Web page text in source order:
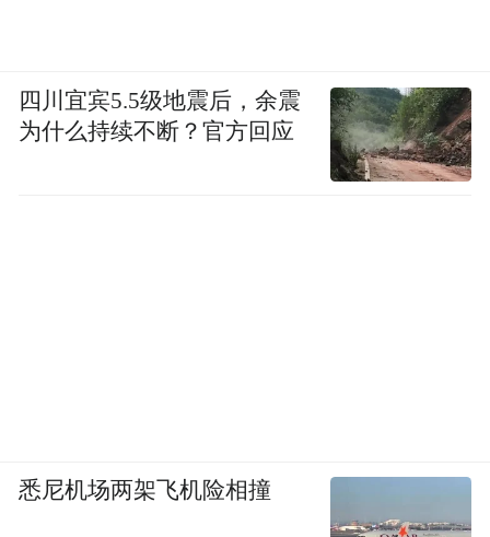
四川宜宾5.5级地震后，余震
为什么持续不断？官方回应
悉尼机场两架飞机险相撞